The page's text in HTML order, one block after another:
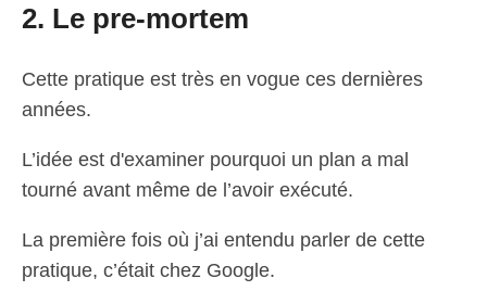
2. Le pre-mortem
Cette pratique est très en vogue ces dernières
années.
L’idée est d'examiner pourquoi un plan a mal
tourné avant même de l’avoir exécuté.
La première fois où j’ai entendu parler de cette
pratique, c’était chez Google.